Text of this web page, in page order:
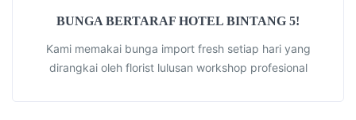
BUNGA BERTARAF HOTEL BINTANG 5!
Kami memakai bunga import fresh setiap hari yang
dirangkai oleh florist lulusan workshop profesional